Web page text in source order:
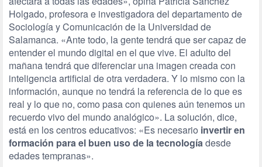
Holgado, profesora e investigadora del departamento de
Sociología y Comunicación de la Universidad de
Salamanca. «Ante todo, la gente tendrá que ser capaz de
entender el mundo digital en el que vive. El adulto del
mañana tendrá que diferenciar una imagen creada con
inteligencia artificial de otra verdadera. Y lo mismo con la
información, aunque no tendrá la referencia de lo que es
real y lo que no, como pasa con quienes aún tenemos un
recuerdo vivo del mundo analógico». La solución, dice,
está en los centros educativos: «Es necesario invertir en
formación para el buen uso de la tecnologíadesde
edades tempranas».